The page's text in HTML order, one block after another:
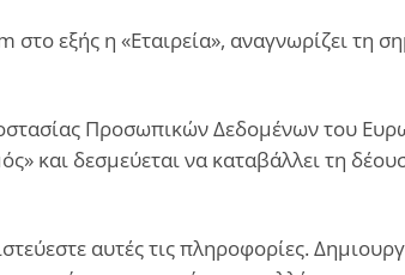
στο εξής η «Εταιρεία», αναγνωρίζει
Προσωπικών Δεδομένων του
και δεσμεύεται να καταβάλλει τη
αυτές τις πληροφορίες.